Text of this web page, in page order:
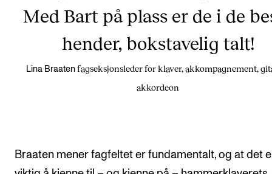
Med Bart på plass er de i de
hender, bokstavelig talt!
Lina Braaten fagseksjonsleder for klaver, akkompagnement,
akkordeon
Braaten mener fagfeltet er fundamentalt, og at det